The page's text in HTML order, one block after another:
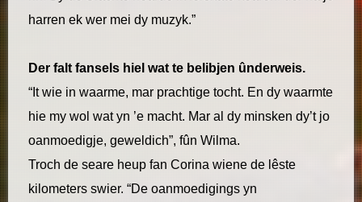
harren ek wer mei dy muzyk.”
Der falt fansels hiel wat te belibjen ûnderweis.
“It wie in waarme, mar prachtige tocht. En dy waarmte
hie my wol wat yn ’e macht. Mar al dy minsken dy’t jo
oanmoedigje, geweldich”, fûn Wilma.
Troch de seare heup fan Corina wiene de lêste
kilometers swier. “De oanmoedigings yn